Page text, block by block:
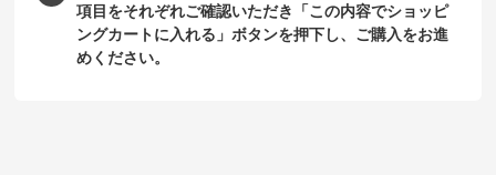
項目をそれぞれご確認いただき「この内容でショッピ
ングカートに入れる」ボタンを押下し、ご購入をお進
めください。